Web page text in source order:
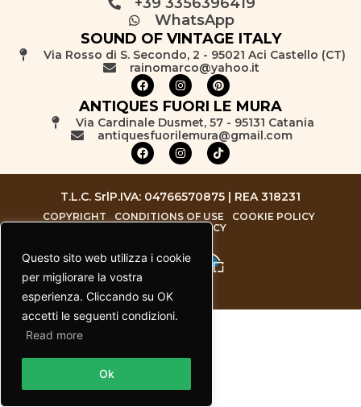
Questo sito web utilizza i cookie
per migliorare la vostra
esperienza. Cliccando su OK
accetti le seguenti condizioni.
Read more
Ok
WhatsApp
SOUND OF VINTAGE ITALY
Via Rosso di S. Secondo, 2 - 95021 Aci Castello (CT)
rainomarco@yahoo.it
ANTIQUES FUORI LE MURA
Via Cardinale Dusmet, 57 - 95131 Catania
antiquesfuorilemura@gmail.com
T.L.C. SrlP.IVA: 04766570875 | REA 318231
COPYRIGHT CONDITIONS OF USE
COOKIE POLICY
PRIVACY POLICY